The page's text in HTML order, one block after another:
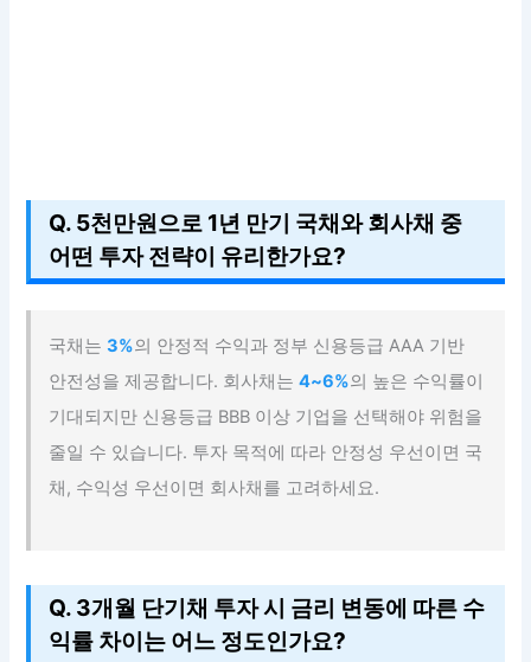
Q. 5천만원으로 1년 만기 국채와 회사채 중
어떤 투자 전략이 유리한가요?
국채는3%의 안정적 수익과 정부 신용등급 AAA 기반
안전성을 제공합니다. 회사채는4~6%의 높은 수익률이
기대되지만 신용등급 BBB 이상 기업을 선택해야 위험을
줄일 수 있습니다. 투자 목적에 따라 안정성 우선이면 국
채, 수익성 우선이면 회사채를 고려하세요.
Q. 3개월 단기채 투자 시 금리 변동에 따른 수
익률 차이는 어느 정도인가요?